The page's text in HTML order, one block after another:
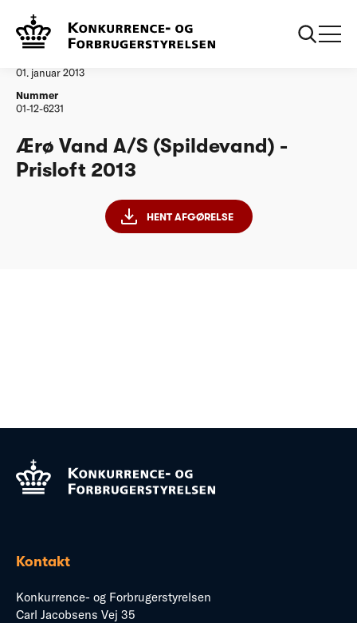
Vandtilsyn
01. januar 2013
Nummer
01-12-6231
Ærø Vand A/S (Spildevand) -
Prisloft 2013
HENT AFGØRELSE
Kontakt
Konkurrence- og Forbrugerstyrelsen
Carl Jacobsens Vej 35